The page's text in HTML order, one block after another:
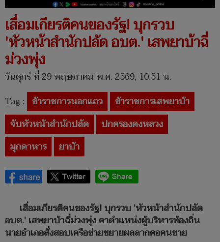
เสื่อมเกียรติคนของรัฐ! บุกรวบ
'หัวหน้าสำนักปลัด อบต.' เสพยาบ้าฉี่
ม่วงพุ่ง
วันศุกร์ ที่ 29 พฤษภาคม พ.ศ. 2569, 10.51 น.
Tag : ข้าราชการนอกแถว
ข้าราชการเสพยาบ้า
จับหัวหน้าสำนักปลัด
ปกครองดงหลวง
มุกดาหาร
ยาบ้า
เสื่อมเกียรติคนของรัฐ! บุกรวบ 'หัวหน้าสำนักปลัด
อบต.' เสพยาบ้าฉี่ม่วงพุ่ง คาตำแหน่งผู้บริหารท้องถิ่น
นายอำเภอสั่งสอบเครือข่ายขยายผลลากคอคนขาย